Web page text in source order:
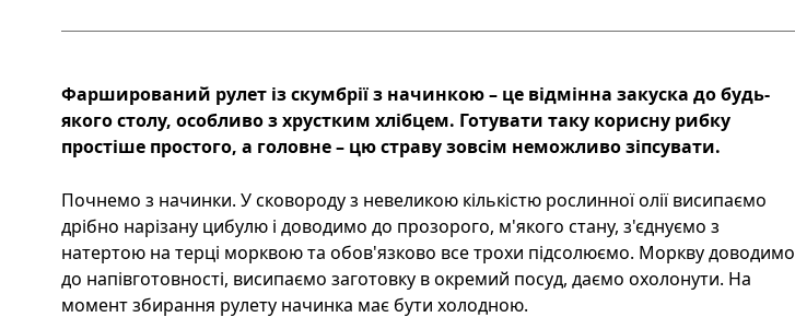
Фарширований рулет із скумбрії з начинкою – це відмінна закуска до будь-
якого столу, особливо з хрустким хлібцем. Готувати таку корисну рибку
простіше простого, а головне – цю страву зовсім неможливо зіпсувати.
Почнемо з начинки. У сковороду з невеликою кількістю рослинної олії висипаємо
дрібно нарізану цибулю і доводимо до прозорого, м'якого стану, з'єднуємо з
натертою на терці морквою та обов'язково все трохи підсолюємо. Моркву доводимо
до напівготовності, висипаємо заготовку в окремий посуд, даємо охолонути. На
момент збирання рулету начинка має бути холодною.